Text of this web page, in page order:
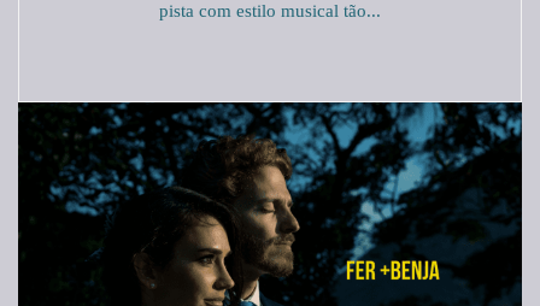
pista com estilo musical tão...